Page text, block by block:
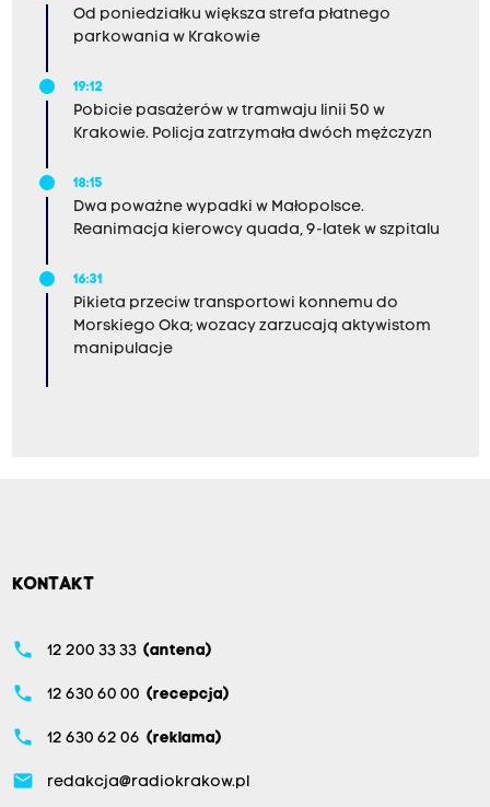
Od poniedziałku większa strefa płatnego
parkowania w Krakowie
19:12
Pobicie pasażerów w tramwaju linii 50 w
Krakowie. Policja zatrzymała dwóch mężczyzn
18:15
Dwa poważne wypadki w Małopolsce.
Reanimacja kierowcy quada, 9-latek w szpitalu
16:31
Pikieta przeciw transportowi konnemu do
Morskiego Oka; wozacy zarzucają aktywistom
manipulacje
KONTAKT
phone 12 200 33 33 (antena)
phone 12 630 60 00 (recepcja)
phone 12 630 62 06 (reklama)
email redakcja@radiokrakow.pl